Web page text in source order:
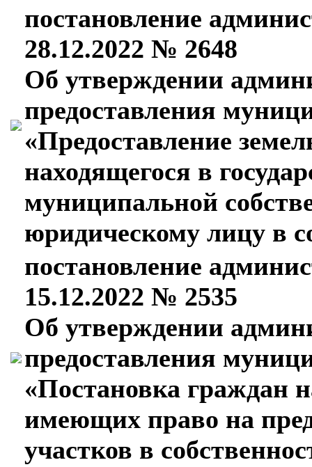
постановление
28.12.2022 № 2648
Об утверждении
предоставления
«Предоставление
находящегося в
муниципальной
юридическому лицу в
постановление
15.12.2022 № 2535
Об утверждении
предоставления
«Постановка граждан
имеющих право на
участков в